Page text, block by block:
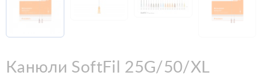
Канюли SoftFil 25G/50/XL